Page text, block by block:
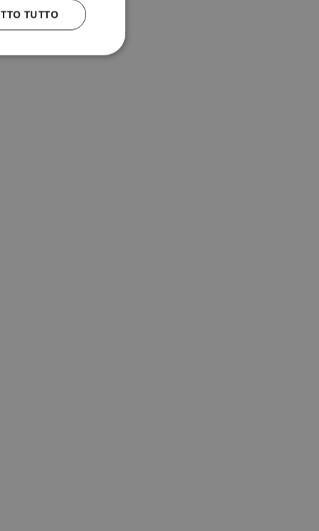
TUTTO
cookie
sua analisi dei
qualsiasi
l'utilizzo
la versione
supporta
domini.
servizio
È necessario
di analisi web
di siti
e misurare le
cui il prefisso
che si
che imposta il
di analisi web
di siti
i cookie.